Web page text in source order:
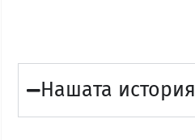
Нашата история